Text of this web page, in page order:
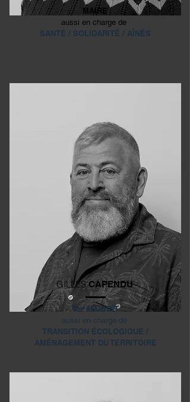
MAIRE
aussi en charge de
SANTÉ / SOLIDARITÉ / AÎNÉS
GILLESCAPENDU
1er ADJOINT
aussi en charge de
TRANSITION ÉCOLOGIQUE /
AMÉNAGEMENT DU TERRITOIRE